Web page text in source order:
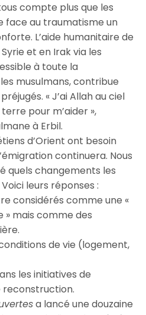
compte plus que les
face au traumatisme un
L’aide humanitaire de
et en Irak via les
à toute la
musulmans, contribue
« J’ai Allah au ciel
pour m’aider »,
à Erbil.
d’Orient ont besoin
continuera. Nous
quels changements les
leurs réponses :
considérés comme une «
mais comme des
de vie (logement,
les initiatives de
a lancé une douzaine